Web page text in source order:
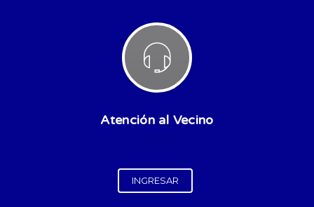
Atención al Vecino
INGRESAR